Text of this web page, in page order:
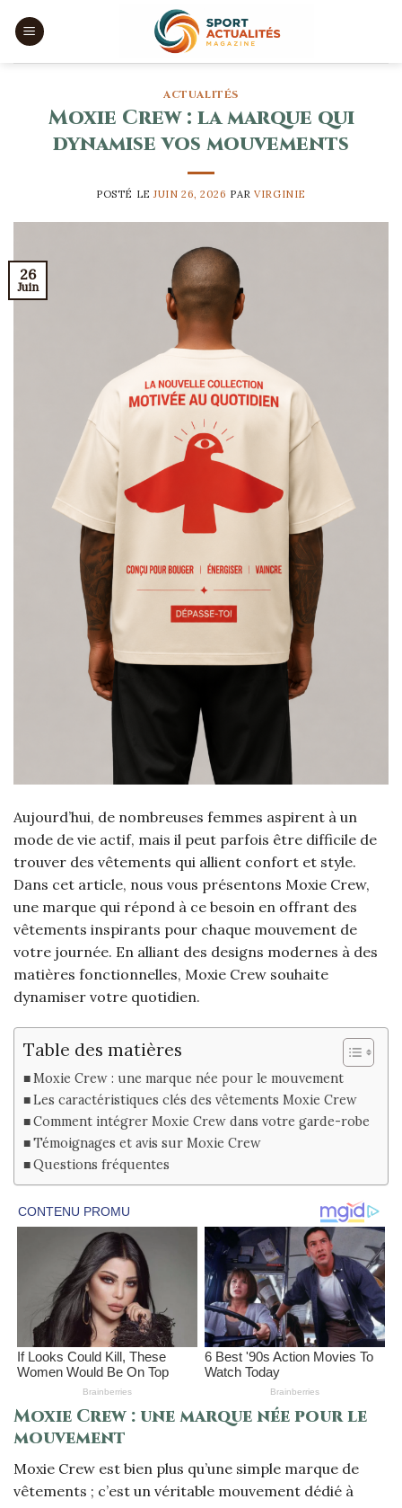
ACTUALITÉS
Moxie Crew : la marque qui
dynamise vos mouvements
POSTÉ LEJUIN 26, 2026 PARVIRGINIE
26
Juin
Aujourd’hui, de nombreuses femmes aspirent à un
mode de vie actif, mais il peut parfois être difficile de
trouver des vêtements qui allient confort et style.
Dans cet article, nous vous présentons Moxie Crew,
une marque qui répond à ce besoin en offrant des
vêtements inspirants pour chaque mouvement de
votre journée. En alliant des designs modernes à des
matières fonctionnelles, Moxie Crew souhaite
dynamiser votre quotidien.
Table des matières
Moxie Crew : une marque née pour le mouvement
Les caractéristiques clés des vêtements Moxie Crew
Comment intégrer Moxie Crew dans votre garde-robe
Témoignages et avis sur Moxie Crew
Questions fréquentes
Moxie Crew : une marque née pour le
mouvement
Moxie Crew est bien plus qu’une simple marque de
vêtements ; c’est un véritable mouvement dédié à